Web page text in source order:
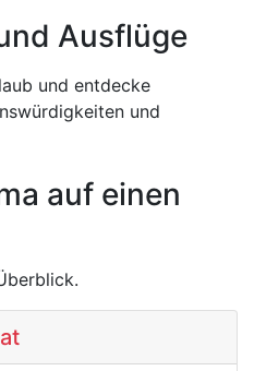
Ausflüge
und entdecke
und
auf einen